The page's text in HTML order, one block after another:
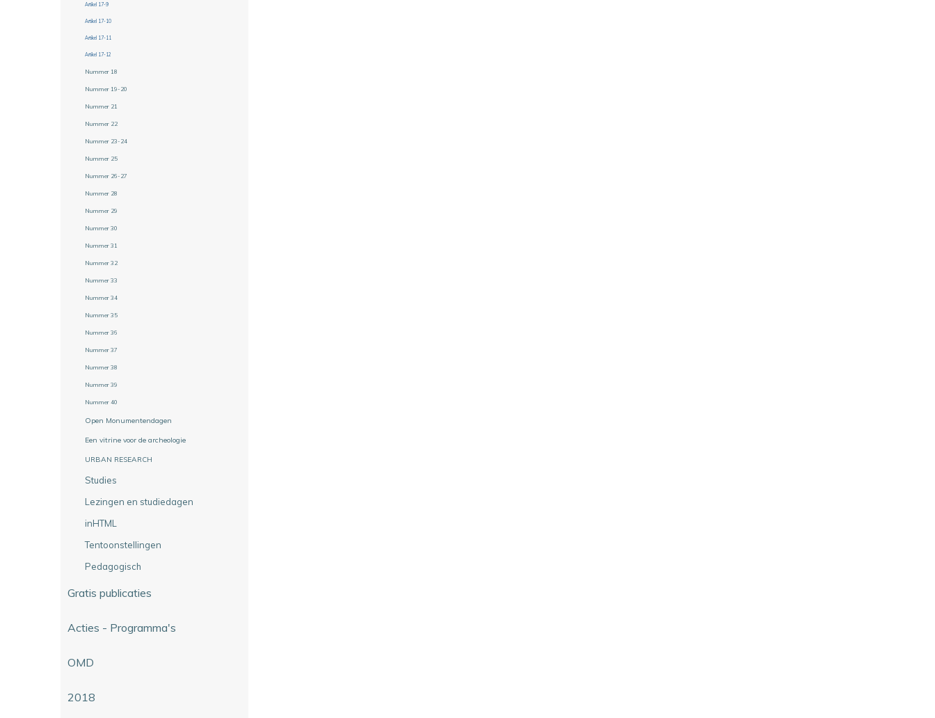
Artikel 17-9
Artikel 17-10
Artikel 17-11
Artikel 17-12
Nummer 18
Nummer 19-20
Nummer 21
Nummer 22
Nummer 23-24
Nummer 25
Nummer 26-27
Nummer 28
Nummer 29
Nummer 30
Nummer 31
Nummer 32
Nummer 33
Nummer 34
Nummer 35
Nummer 36
Nummer 37
Nummer 38
Nummer 39
Nummer 40
Open Monumentendagen
Een vitrine voor de archeologie
URBAN RESEARCH
Studies
Lezingen en studiedagen
inHTML
Tentoonstellingen
Pedagogisch
Gratis publicaties
Acties - Programma's
OMD
2018